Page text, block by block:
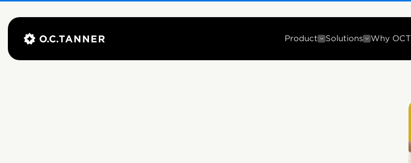
Product Solutions Why OCT